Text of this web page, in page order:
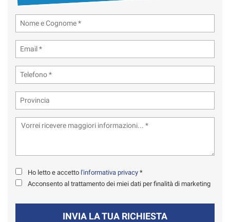
Ho letto e accetto l'informativa privacy *
Acconsento al trattamento dei miei dati per finalità di marketing
INVIA LA TUA RICHIESTA